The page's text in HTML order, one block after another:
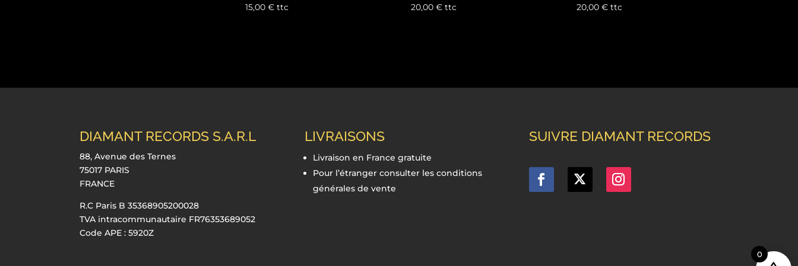
15,00€ ttc 20,00€ ttc 20,00€ ttc
DIAMANT RECORDS S.A.R.L
88, Avenue des Ternes
75017 PARIS
FRANCE
R.C Paris B 35368905200028
TVA intracommunautaire FR76353689052
Code APE : 5920Z
LIVRAISONS
Livraison en France gratuite
Pour l’étranger consulter les conditions
générales de vente
SUIVRE DIAMANT RECORDS
0